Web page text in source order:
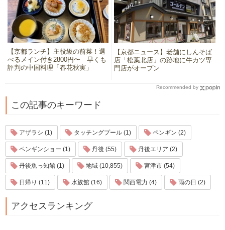
【京都ランチ】主役級の前菜！選
べるメイン付き2800円〜 早くも
評判の中国料理「春花秋実」
【京都ニュース】老舗にしんそば
店「松葉北店」の跡地に牛カツ専
門店がオープン
Recommended by
この記事のキーワード
アザラシ (1) タッチングプール (1) ペンギン (2)
ペンギンショー (1) 丹後 (55) 丹後エリア (2)
丹後魚っ知館 (1) 地域 (10,855) 宮津市 (54)
日帰り (11) 水族館 (16) 関西電力 (4) 雨の日 (2)
アクセスランキング